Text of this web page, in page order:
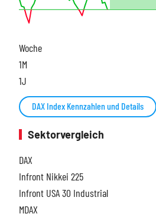
Woche
1M
1J
DAX Index Kennzahlen und Details
Sektorvergleich
DAX
Infront Nikkei 225
Infront USA 30 Industrial
MDAX